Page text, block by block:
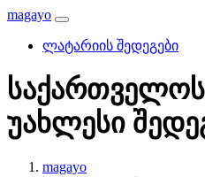
magayo
ლატარიის შედეგები
უახლესი
magayo